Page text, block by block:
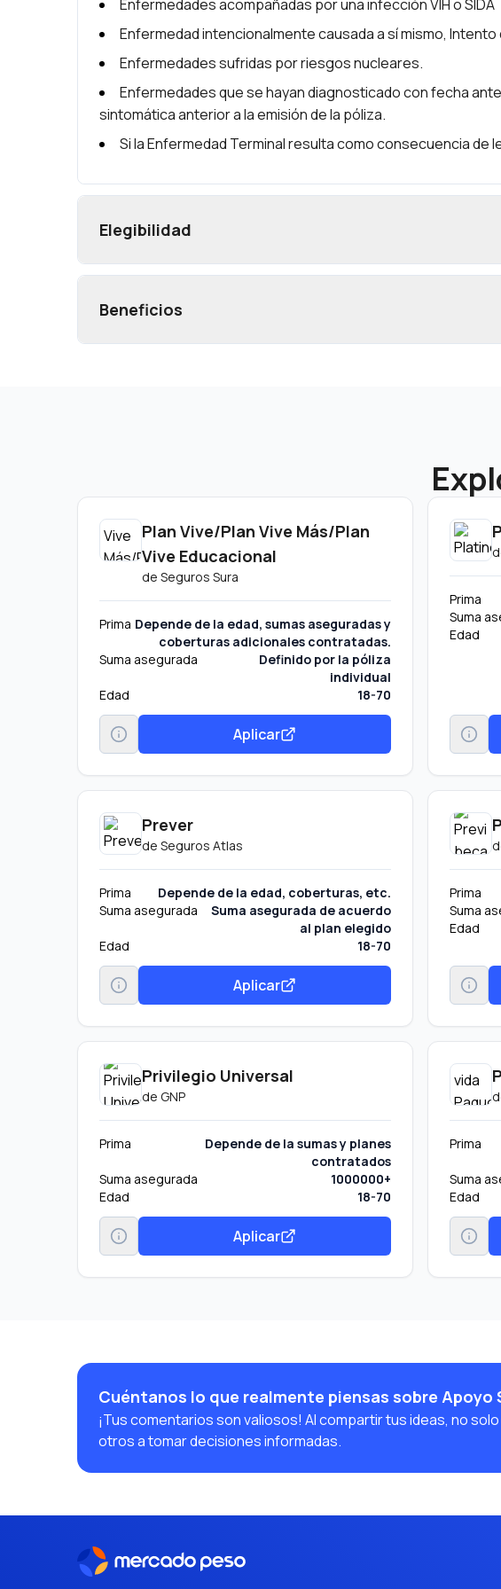
Enfermedades acompañadas por una infección VIH o SIDA
Enfermedad intencionalmente causada a sí mismo,
Enfermedades sufridas por riesgos nucleares.
Enfermedades que se hayan diagnosticado con fecha
sintomática anterior a la emisión de la póliza.
Si la Enfermedad Terminal resulta como consecuencia
Elegibilidad
Beneficios
Plan Vive/Plan Vive Más/Plan
Vive Educacional
de Seguros Sura
Prima Depende de la edad, sumas aseguradas y
coberturas adicionales contratadas.
Suma asegurada
Definido por la póliza
individual
Edad
18-70
Aplicar
Prima
Suma
Edad
Prever
de Seguros Atlas
Prima
Depende de la edad, coberturas, etc.
Suma asegurada
Suma asegurada de acuerdo
al plan elegido
Edad
18-70
Aplicar
Prima
Suma
Edad
Privilegio Universal
de GNP
Prima
Depende de la sumas y planes
contratados
Suma asegurada
1000000+
Edad
18-70
Aplicar
Prima
Suma
Edad
Cuéntanos lo que realmente piensas sobre Apoyo
¡Tus comentarios son valiosos! Al compartir tus ideas, no
otros a tomar decisiones informadas.